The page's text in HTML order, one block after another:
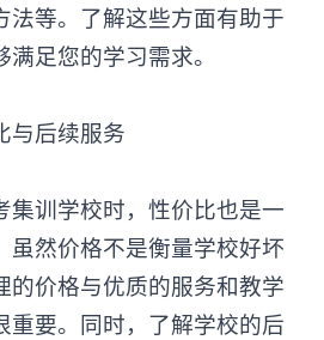
法等。了解这些方面有助于
足您的学习需求。
后续服务
训学校时，性价比也是一
虽然价格不是衡量学校好坏
的价格与优质的服务和教学
重要。同时，了解学校的后